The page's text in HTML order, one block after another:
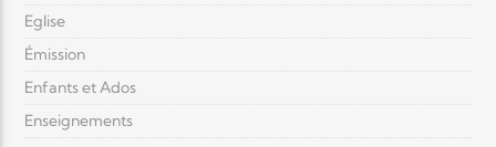
Eglise
Émission
Enfants et Ados
Enseignements